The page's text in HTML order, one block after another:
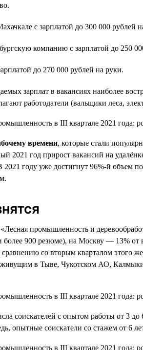
с зарплатой до 300 000 рублей
компанию с зарплатой до 250
до 270 000 рублей на руки.
зарплат в вакансиях наиболее
работодатели (вальщики леса,
времени, которые стали
2021 год прирост вакансий на
году уже достигнут 96%-й
промышленность и
900 резюме), на Москву — 13%
со вторым кварталом этого
живущим в Тыве, Чукотском АО,
соискателей с опытом работы от 3
опытные соискатели со стажем от 6